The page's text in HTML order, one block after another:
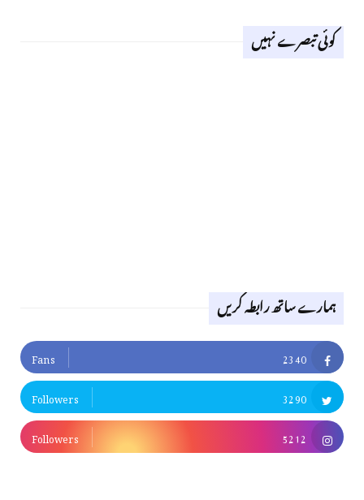
کوئی تبصرے نہیں
ہمارے ساتھ رابطہ کریں
2340
Fans
3290
Followers
5212
Followers